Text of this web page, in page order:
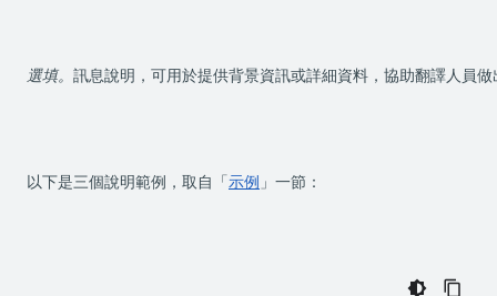
選填。 訊息說明，可用於提供背景資訊或詳細資料，協助翻譯人員
以下是三個說明範例，取自「示例 」一節：